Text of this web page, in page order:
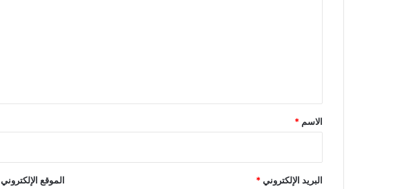
*
الاسم *
البريد الإلكتروني* الموقع الإلكتروني